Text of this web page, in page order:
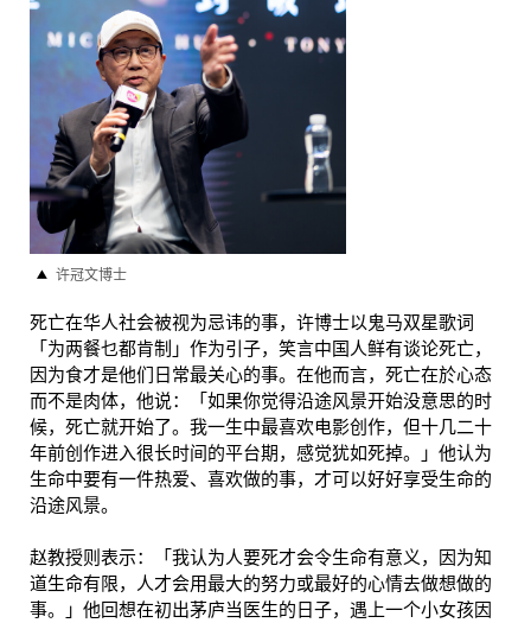
许冠文博士
死亡在华人社会被视为忌讳的事，许博士以鬼马双星歌词
「为两餐乜都肯制」作为引子，笑言中国人鲜有谈论死亡，
因为食才是他们日常最关心的事。在他而言，死亡在於心态
而不是肉体，他说：「如果你觉得沿途风景开始没意思的时
候，死亡就开始了。我一生中最喜欢电影创作，但十几二十
年前创作进入很长时间的平台期，感觉犹如死掉。」他认为
生命中要有一件热爱、喜欢做的事，才可以好好享受生命的
沿途风景。
赵教授则表示：「我认为人要死才会令生命有意义，因为知
道生命有限，人才会用最大的努力或最好的心情去做想做的
事。」他回想在初出茅庐当医生的日子，遇上一个小女孩因